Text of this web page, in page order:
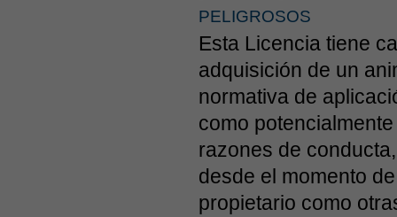
PELIGROSOS
Esta Licencia tiene
adquisición de un
normativa de
como
razones de
desde el momento
propietario como